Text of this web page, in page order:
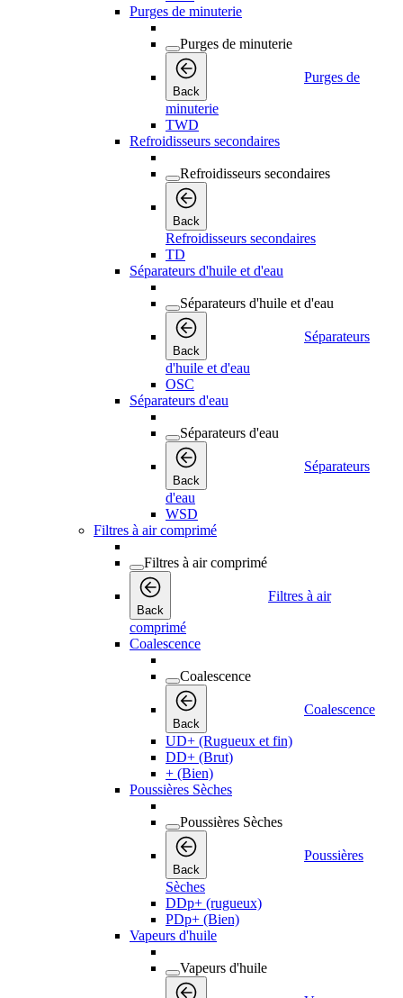
Purges de minuterie
Purges de minuterie
Back
Purges de
minuterie
TWD
Refroidisseurs secondaires
Refroidisseurs secondaires
Back
Refroidisseurs secondaires
TD
Séparateurs d'huile et d'eau
Séparateurs d'huile et d'eau
Back
Séparateurs
d'huile et d'eau
OSC
Séparateurs d'eau
Séparateurs d'eau
Back
Séparateurs
d'eau
WSD
Filtres à air comprimé
Filtres à air comprimé
Back
Filtres à air
comprimé
Coalescence
Coalescence
Back
Coalescence
UD+ (Rugueux et fin)
DD+ (Brut)
+ (Bien)
Poussières Sèches
Poussières Sèches
Back
Poussières
Sèches
DDp+ (rugueux)
PDp+ (Bien)
Vapeurs d'huile
Vapeurs d'huile